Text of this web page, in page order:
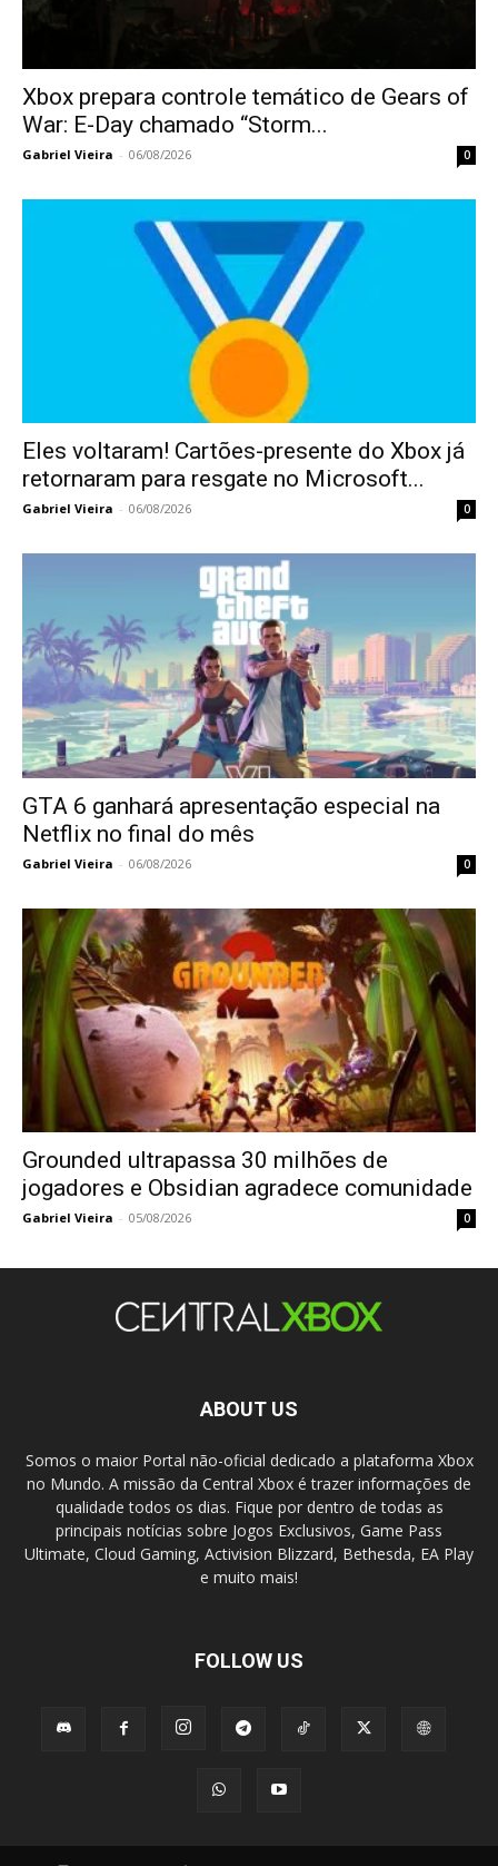
Xbox prepara controle temático de Gears of
War: E-Day chamado “Storm...
Gabriel Vieira - 06/08/2026 0
Eles voltaram! Cartões-presente do Xbox já
retornaram para resgate no Microsoft...
Gabriel Vieira - 06/08/2026 0
GTA 6 ganhará apresentação especial na
Netflix no final do mês
Gabriel Vieira - 06/08/2026 0
Grounded ultrapassa 30 milhões de
jogadores e Obsidian agradece comunidade
Gabriel Vieira - 05/08/2026 0
ABOUT US
Somos o maior Portal não-oficial dedicado a plataforma Xbox
no Mundo. A missão da Central Xbox é trazer informações de
qualidade todos os dias. Fique por dentro de todas as
principais notícias sobre Jogos Exclusivos, Game Pass
Ultimate, Cloud Gaming, Activision Blizzard, Bethesda, EA Play
e muito mais!
FOLLOW US